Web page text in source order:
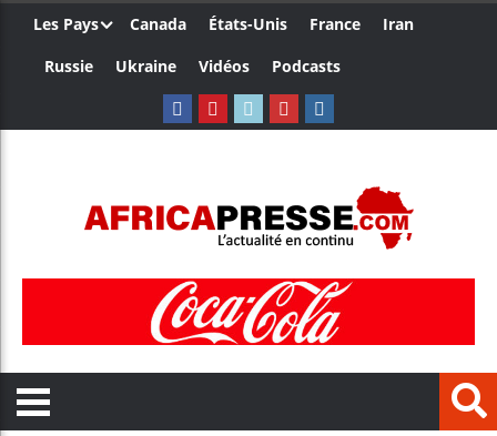
Les Pays Canada États-Unis France
Iran
Russie
Ukraine Vidéos Podcasts